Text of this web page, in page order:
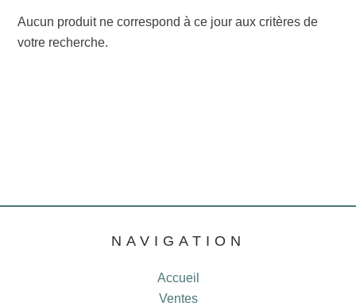
Aucun produit ne correspond à ce jour aux critères de
votre recherche.
NAVIGATION
Accueil
Ventes